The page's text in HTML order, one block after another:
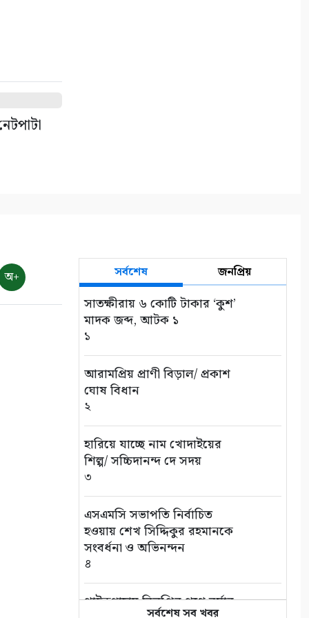
অ+ সর্বশেষ জনপ্রিয়
সাতক্ষীরায় ৬ কোটি টাকার ‘কুশ’
মাদক জব্দ, আটক ১
১
আরামপ্রিয় প্রাণী বিড়াল/ প্রকাশ
ঘোষ বিধান
২
হারিয়ে যাচ্ছে নাম খোদাইয়ের
শিল্প/ সচ্চিদানন্দ দে সদয়
৩
এসএমসি সভাপতি নির্বাচিত
হওয়ায় শেখ সিদ্দিকুর রহমানকে
সংবর্ধনা ও অভিনন্দন
৪
পাইকগাছায় বিলুপ্তির পথে বর্ষার
সর্বশেষ সব খবর